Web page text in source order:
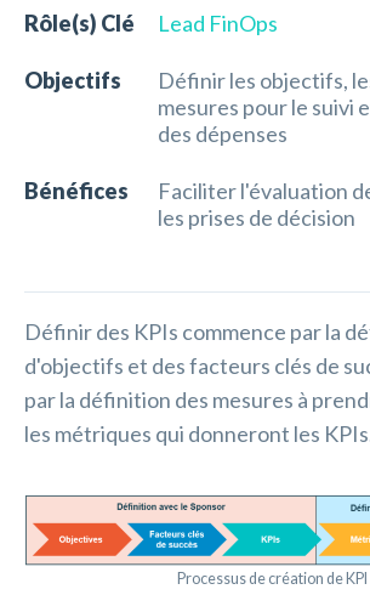
Rôle(s) Clé Lead FinOps
Objectifs
Définir les objectifs,
mesures pour le suivi
des dépenses
Bénéfices
Faciliter l'évaluation
les prises de décision
Définir des KPIs commence par la
d'objectifs et des facteurs clés de
par la définition des mesures à
les métriques qui donneront les
Processus de création de KPI